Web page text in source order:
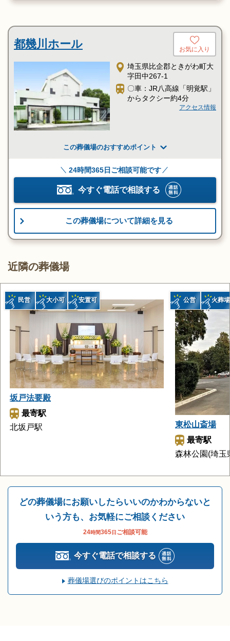
都幾川ホール お気に入り
埼玉県比企郡ときがわ町大
字田中267-1
〇車：JR八高線「明覚駅」
からタクシー約4分
アクセス情報
この葬儀場のおすすめポイント
24時間365日ご相談可能です
今すぐ電話で相談する
この葬儀場について詳細を見る
近隣の葬儀場
坂戸法要殿
最寄駅
北坂戸駅
民営 大小可 安置可
東松山斎場
最寄駅
森林公園(埼玉
公営 火葬
どの葬儀場にお願いしたらいいのかわからないと
いう方も、お気軽にご相談ください
24時間365日 ご相談可能
今すぐ電話で相談する
葬儀場選びのポイントはこちら